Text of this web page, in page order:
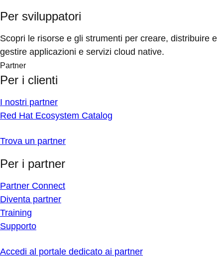
Per sviluppatori
Scopri le risorse e gli strumenti per creare, distribuire e
gestire applicazioni e servizi cloud native.
Partner
Per i clienti
I nostri partner
Red Hat Ecosystem Catalog
Trova un partner
Per i partner
Partner Connect
Diventa partner
Training
Supporto
Accedi al portale dedicato ai partner